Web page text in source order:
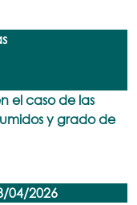
el caso de las
y grado de
04/2026